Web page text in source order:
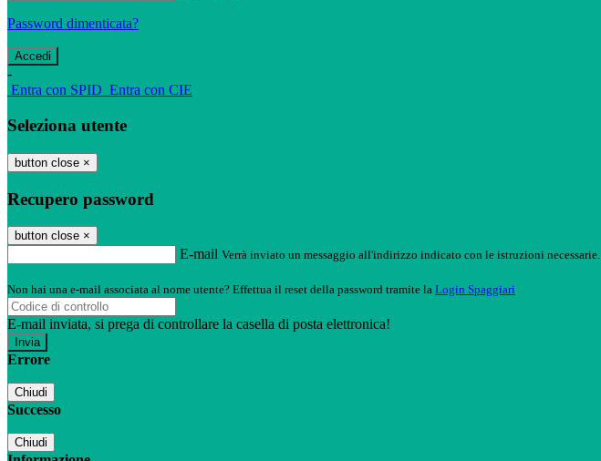
Password dimenticata?
-
Entra con SPID Entra con CIE
Seleziona utente
button close ×
Recupero password
button close ×
E-mail Verrà inviato un messaggio all'indirizzo indicato con le istruzioni necessarie.
Non hai una e-mail associata al nome utente? Effettua il reset della password tramite la Login Spaggiari
E-mail inviata, si prega di controllare la casella di posta elettronica!
Errore
Chiudi
Successo
Chiudi